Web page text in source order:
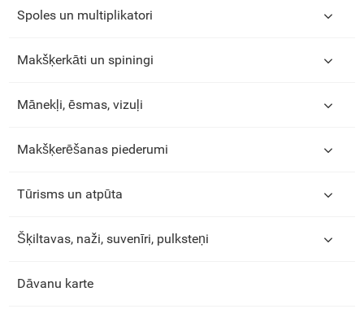
Spoles un multiplikatori
Makšķerkāti un spiningi
Mānekļi, ēsmas, vizuļi
Makšķerēšanas piederumi
Tūrisms un atpūta
Šķiltavas, naži, suvenīri, pulksteņi
Dāvanu karte